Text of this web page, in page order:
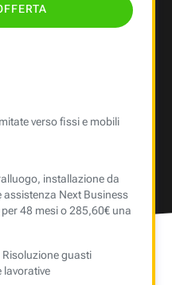
verso fissi e mobili
installazione da
Next Business
48 mesi o 285,60€ una
Risoluzione guasti
lavorative